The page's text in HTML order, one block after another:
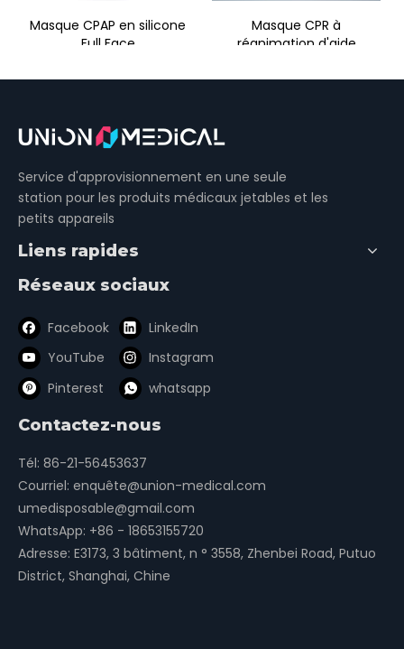
Masque CPAP en silicone
Full Face
Masque CPR à
réanimation d'aide
Masque à oxygène avec tubulure
Service d'approvisionnement en une seule
station pour les produits médicaux jetables et les
petits appareils
Liens rapides
Réseaux sociaux
Facebook
LinkedIn
YouTube
Instagram
Pinterest
whatsapp
Contactez-nous
Tél: 86-21-56453637
Courriel: enquête@union-medical.com
umedisposable@gmail.com
WhatsApp: +86 - 18653155720
Adresse: E3173, 3 bâtiment, n ° 3558, Zhenbei Road, Putuo
District, Shanghai, Chine